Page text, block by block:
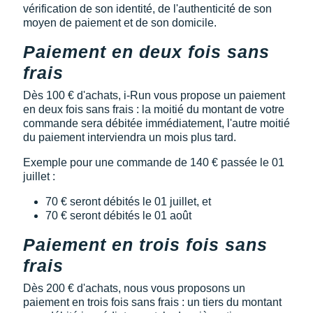
vérification de son identité, de l'authenticité de son
moyen de paiement et de son domicile.
Paiement en deux fois sans
frais
Dès 100 € d'achats, i-Run vous propose un paiement
en deux fois sans frais : la moitié du montant de votre
commande sera débitée immédiatement, l'autre moitié
du paiement interviendra un mois plus tard.
Exemple pour une commande de 140 € passée le 01
juillet :
70 € seront débités le 01 juillet, et
70 € seront débités le 01 août
Paiement en trois fois sans
frais
Dès 200 € d'achats, nous vous proposons un
paiement en trois fois sans frais : un tiers du montant
Salomon
Saucony
Inov-8
La Sportiva
Lowa
Merrell
NNormal
Puma
+ Voir toutes les
Trouvez votre chaussure de running
Salomon
Saucony
Inov-8
La Sportiva
Lowa
Merrell
NNormal
Puma
+ Voir toutes les
femme
Trouvez votre chaussure de running
TRAINING
VESTES & COUPE VENT
DOUDOUNES
POLAIRES
Collection CLUB
Équipe de France
Natation
Triathlon-Cycles
Vêtements JUNIOR
The North Face
Under Armour
Brooks
Columbia
Gorewear
Icebreaker
Mizuno
New Balance
SHORTS / CUISSARDS / JUPES
SOUS-VÊTEMENTS
VESTES & COUPE VENT
DOUDOUNES
POLAIRES
Collection CLUB
Équipe de France
Natation
Sportswear
Salomon
The North Face
Columbia
Compressport
Icebreaker
Millet
New Balance
Scott
COMPTEURS VÉLO
RADARS / ÉCLAIRAGE VELO
Accessoires montres/ Bracelets
Bracelets d'activité
Chronométrage
Accessoires connectés
Accessoires téléphone
Batterie externe
Caméras sport
PAR MARQUES
Shokz
Suunto
Huawei
Hyperice
Jabra
Ledlenser
Reboots
Shapeheart
PROTECTION MUSCULAIRE &
SAC À DOS
SAC DE SPORT
SAC HYDRATATION / GOURDE
TRAINING
BIVOUAC
CARTES
LIVRES
PRODUITS D'ENTRETIEN
Canicross
Salomon
The North Face
Buff
Camelbak
Ciele
Deuter
Oakley
Osprey
PAR MARQUES
Ta Energy
H3RO
SANTAMADRE
Voyager
+ Voir toutes les marques
+ Voir toute la diététique du sport
Buff
BV Sport
Casio
Columbia
Compex
Compressport
COROS
Deuter
Epitact
Retourner un produit
Parrainer un ami
Offrir des cartes cadeaux
Utiliser ma carte cadeau
i-Run Club